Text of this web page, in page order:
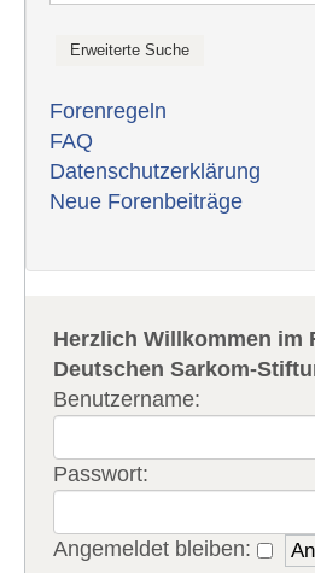
Forenregeln
FAQ
Datenschutzerklärung
Neue Forenbeiträge
Herzlich Willkommen im
Deutschen Sarkom-
Benutzername:
Passwort:
Angemeldet bleiben: